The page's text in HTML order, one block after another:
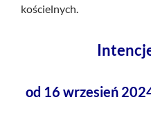
kościelnych.
od 16 wrzesień